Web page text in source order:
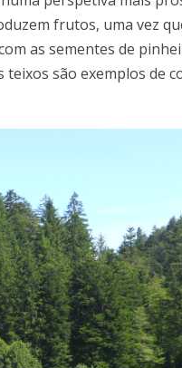
frutos, uma vez
as sementes de
são exemplos de